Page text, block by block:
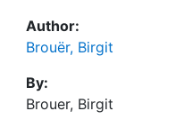
Author:
Brouër, Birgit
By:
Brouer, Birgit